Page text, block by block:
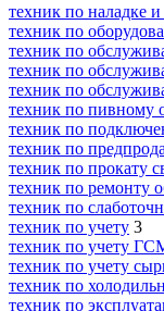
техник по наладке
техник по
техник по
техник по
техник по
техник по пивному
техник по
техник по
техник по прокату
техник по ремонту
техник по
техник по учету 3
техник по учету
техник по учету
техник по
техник по